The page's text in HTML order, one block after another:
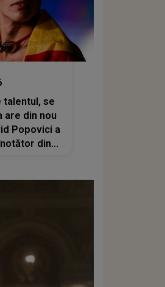
talentul, se
are din nou
Popovici a
din